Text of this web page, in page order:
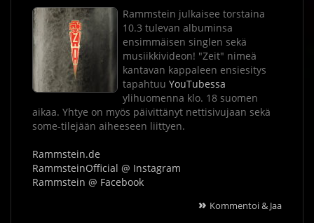
Rammstein julkaisee torstaina
10.3 tulevan albuminsa
ensimmäisen singlen sekä
musiikkivideon! "Zeit" nimeä
kantavan kappaleen ensiesitys
tapahtuu YouTubessa
ylihuomenna klo. 18 suomen
aikaa. Yhtye on myös päivittänyt nettisivujaan sekä
some-tilejään aiheeseen liittyen.
Rammstein.de
RammsteinOfficial @ Instagram
Rammstein @ Facebook
» Kommentoi & Jaa